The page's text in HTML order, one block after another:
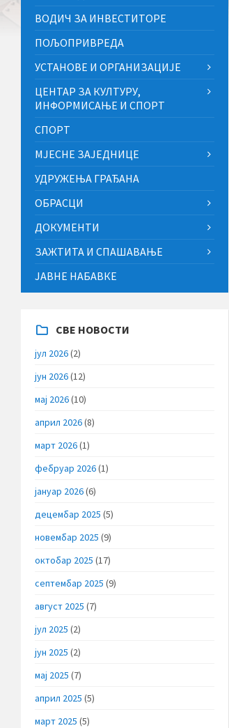
ВОДИЧ ЗА ИНВЕСТИТОРЕ
ПОЉОПРИВРЕДА
УСТАНОВЕ И ОРГАНИЗАЦИЈЕ
ЦЕНТАР ЗА КУЛТУРУ,
ИНФОРМИСАЊЕ И СПОРТ
СПОРТ
МЈЕСНЕ ЗАЈЕДНИЦЕ
УДРУЖЕЊА ГРАЂАНА
ОБРАСЦИ
ДОКУМЕНТИ
ЗАЖТИТА И СПАШАВАЊЕ
ЈАВНЕ НАБАВКЕ
СВЕ НОВОСТИ
јул 2026(2)
јун 2026(12)
мај 2026(10)
април 2026(8)
март 2026(1)
фебруар 2026(1)
јануар 2026(6)
децембар 2025 (5)
новембар 2025 (9)
октобар 2025 (17)
септембар 2025 (9)
август 2025 (7)
јул 2025 (2)
јун 2025 (2)
мај 2025 (7)
април 2025 (5)
март 2025 (5)